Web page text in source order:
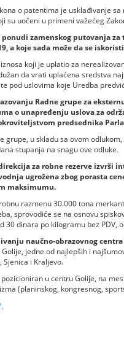
o patentima je usklađivanje
su uočeni u primeni važećeg
ponudi zamenskog putovanja
a koje sada može da se
koji je uplatio za
da vrati uplaćena sredstva
pod uslovima koje Uredba
Radne grupe za
o unapređenju uslova za
predsednika
grupe, u skladu sa ovom
stupanja na snagu ove odluke.
za robne rezerve izvrši
ugrožena zbog porasta
maksimumu.
razmenu 30.000 tona
sprovodiće se na osnovu
dinara po kilogramu bez PDV,
naučno-obrazovnog centra
jedne od najlepših i
i Kraljevo.
pozicioniran u centru Golije, na
(planinskog, kongresnog,